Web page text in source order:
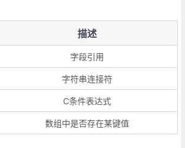
描述
字段引用
字符串连接符
C条件表达式
数组中是否存在某键值